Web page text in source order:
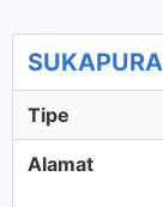
Tipe
Alamat